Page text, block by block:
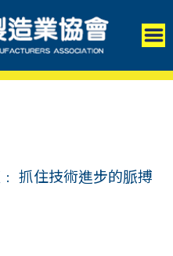
抓住技術進步的脈搏